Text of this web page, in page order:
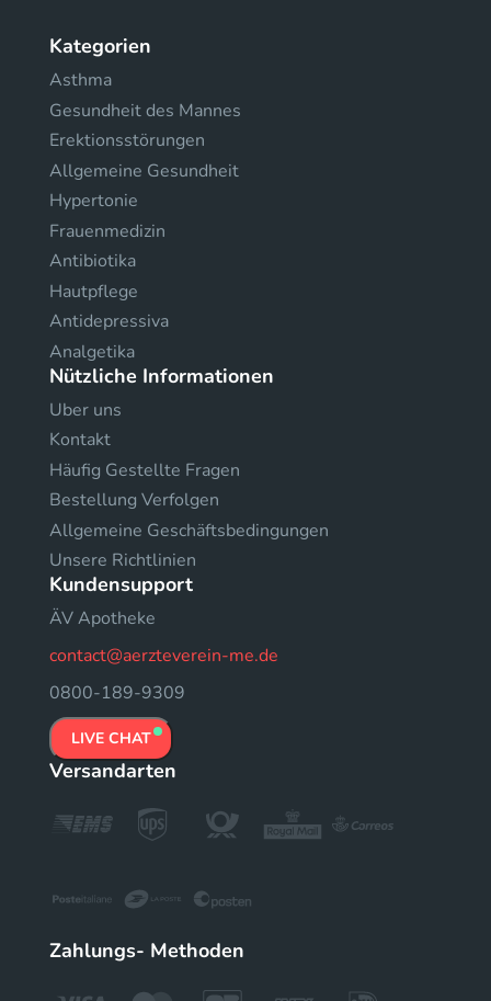
Kategorien
Asthma
Gesundheit des Mannes
Erektionsstörungen
Allgemeine Gesundheit
Hypertonie
Frauenmedizin
Antibiotika
Hautpflege
Antidepressiva
Analgetika
Nützliche Informationen
Uber uns
Kontakt
Häufig Gestellte Fragen
Bestellung Verfolgen
Allgemeine Geschäftsbedingungen
Unsere Richtlinien
Kundensupport
ÄV Apotheke
contact@aerzteverein-me.de
0800-189-9309
LIVE CHAT
Versandarten
Zahlungs- Methoden